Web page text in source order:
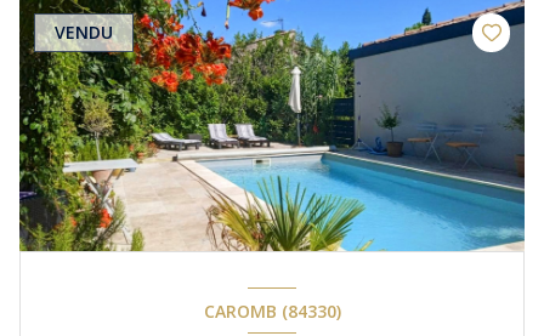
VENDU
CAROMB (84330)